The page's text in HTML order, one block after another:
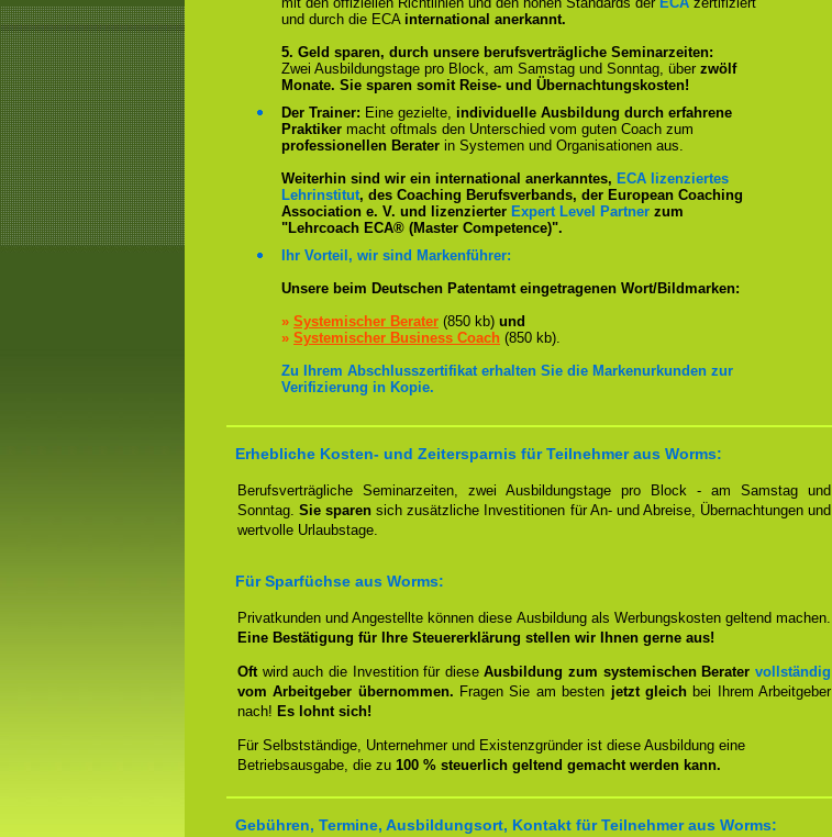
und durch die ECA international anerkannt.
5. Geld sparen, durch unsere berufsverträgliche Seminarzeiten:
Zwei Ausbildungstage pro Block, am Samstag und Sonntag, über zwölf
Monate. Sie sparen somit Reise- und Übernachtungskosten!
Der Trainer: Eine gezielte, individuelle Ausbildung durch erfahrene
Praktiker macht oftmals den Unterschied vom guten Coach zum
professionellen Berater in Systemen und Organisationen aus.
Weiterhin sind wir ein international anerkanntes, ECA lizenziertes
Lehrinstitut, des Coaching Berufsverbands, der European Coaching
Association e. V. und lizenzierter Expert Level Partner zum
"Lehrcoach ECA® (Master Competence)".
Ihr Vorteil, wir sind Markenführer:
Unsere beim Deutschen Patentamt eingetragenen Wort/Bildmarken:
» Systemischer Berater (850 kb) und
» Systemischer Business Coach (850 kb).
Zu Ihrem Abschlusszertifikat erhalten Sie die Markenurkunden zur
Verifizierung in Kopie.
Erhebliche Kosten- und Zeitersparnis für Teilnehmer aus Worms:
Berufsverträgliche Seminarzeiten, zwei Ausbildungstage pro Block - am Samstag und
Sonntag.Sie sparensich zusätzliche Investitionen für An- und Abreise, Übernachtungen und
wertvolle Urlaubstage.
Für Sparfüchse aus Worms:
Privatkunden und Angestellte können diese Ausbildung als Werbungskosten geltend machen.
Eine Bestätigung für Ihre Steuererklärung stellen wir Ihnen gerne aus!
Oftwird auch die Investition für dieseAusbildung zum systemischen Beratervollständig
vom Arbeitgeber übernommen. Fragen Sie am besten jetzt gleichbei Ihrem Arbeitgeber
nach! Es lohnt sich!
Für Selbstständige, Unternehmer und Existenzgründer ist diese Ausbildung eine
Betriebsausgabe, die zu 100 % steuerlich geltend gemacht werden kann.
Gebühren, Termine, Ausbildungsort, Kontakt für Teilnehmer aus Worms: